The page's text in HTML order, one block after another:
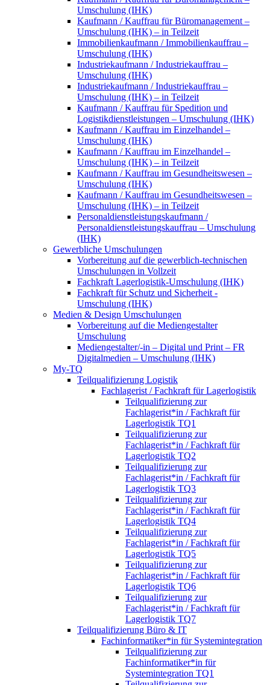
Umschulung (IHK)
Kaufmann / Kauffrau für Büromanagement –
Umschulung (IHK) – in Teilzeit
Immobilienkaufmann / Immobilienkauffrau –
Umschulung (IHK)
Industriekaufmann / Industriekauffrau –
Umschulung (IHK)
Industriekaufmann / Industriekauffrau –
Umschulung (IHK) – in Teilzeit
Kaufmann / Kauffrau für Spedition und
Logistikdienstleistungen – Umschulung (IHK)
Kaufmann / Kauffrau im Einzelhandel –
Umschulung (IHK)
Kaufmann / Kauffrau im Einzelhandel –
Umschulung (IHK) – in Teilzeit
Kaufmann / Kauffrau im Gesundheitswesen –
Umschulung (IHK)
Kaufmann / Kauffrau im Gesundheitswesen –
Umschulung (IHK) – in Teilzeit
Personaldienstleistungskaufmann /
Personaldienstleistungskauffrau – Umschulung
(IHK)
Gewerbliche Umschulungen
Vorbereitung auf die gewerblich-technischen
Umschulungen in Vollzeit
Fachkraft Lagerlogistik-Umschulung (IHK)
Fachkraft für Schutz und Sicherheit -
Umschulung (IHK)
Medien & Design Umschulungen
Vorbereitung auf die Mediengestalter
Umschulung
Mediengestalter/-in – Digital und Print – FR
Digitalmedien – Umschulung (IHK)
My-TQ
Teilqualifizierung Logistik
Fachlagerist / Fachkraft für Lagerlogistik
Teilqualifizierung zur
Fachlagerist*in / Fachkraft für
Lagerlogistik TQ1
Teilqualifizierung zur
Fachlagerist*in / Fachkraft für
Lagerlogistik TQ2
Teilqualifizierung zur
Fachlagerist*in / Fachkraft für
Lagerlogistik TQ3
Teilqualifizierung zur
Fachlagerist*in / Fachkraft für
Lagerlogistik TQ4
Teilqualifizierung zur
Fachlagerist*in / Fachkraft für
Lagerlogistik TQ5
Teilqualifizierung zur
Fachlagerist*in / Fachkraft für
Lagerlogistik TQ6
Teilqualifizierung zur
Fachlagerist*in / Fachkraft für
Lagerlogistik TQ7
Teilqualifizierung Büro & IT
Fachinformatiker*in für Systemintegration
Teilqualifizierung zur
Fachinformatiker*in für
Systemintegration TQ1